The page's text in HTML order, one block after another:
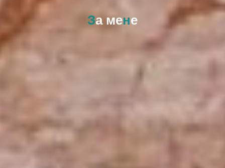
За мене